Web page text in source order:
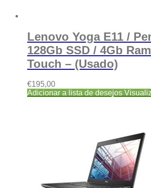
Lenovo Yoga E11 /
128Gb SSD / 4Gb
Touch – (Usado)
€195,00
Adicionar a lista de desejos